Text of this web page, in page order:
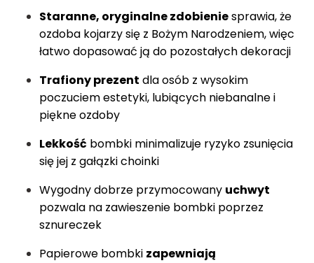
Staranne, oryginalne zdobieniesprawia, że
ozdoba kojarzy się z Bożym Narodzeniem, więc
łatwo dopasować ją do pozostałych dekoracji
Trafiony prezent dla osób z wysokim
poczuciem estetyki, lubiących niebanalne i
piękne ozdoby
Lekkość bombki minimalizuje ryzyko zsunięcia
się jej z gałązki choinki
Wygodny dobrze przymocowany uchwyt
pozwala na zawieszenie bombki poprzez
sznureczek
Papierowe bombki zapewniają